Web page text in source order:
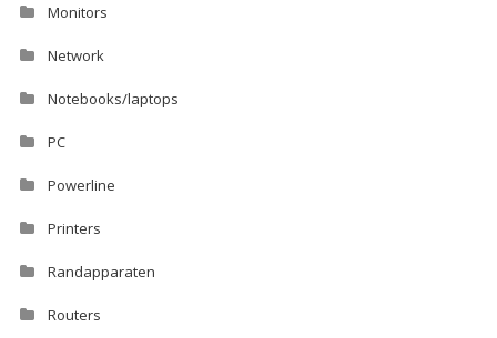
Monitors
Network
Notebooks/laptops
PC
Powerline
Printers
Randapparaten
Routers